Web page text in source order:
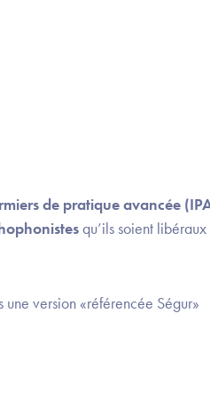
de pratique avancée
qu’ils soient
version «référencée Ségur»